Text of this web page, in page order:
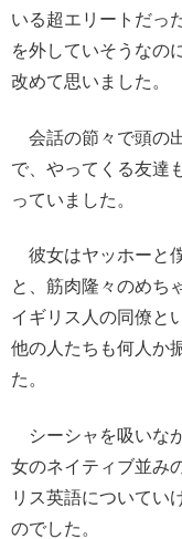
いる超エリートだっ
を外していそうなの
改めて思いました。
会話の節々で頭の
で、やってくる友達
っていました。
彼女はヤッホーと
と、筋肉隆々のめち
イギリス人の同僚と
他の人たちも何人か
た。
シーシャを吸いな
女のネイティブ並み
リス英語についてい
のでした。